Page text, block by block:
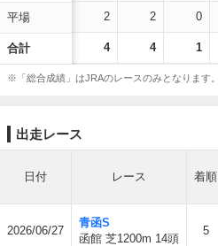
平場
合計
2 2 0
4 4 1
※「総合成績」はJRAのレースのみとなります。
出走レース
日付 レース 着順
2026/06/27
青函S
函館 芝1200m 14頭
5